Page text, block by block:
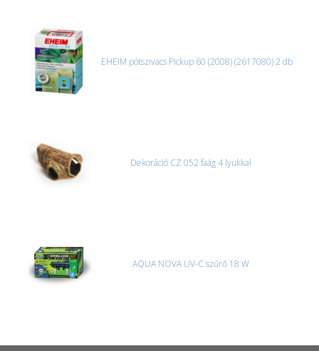
EHEIM pótszivacs Pickup 60 (2008) (2617080) 2 db
Dekoráció CZ 052 faág 4 lyukkal
AQUA NOVA UV-C szűrő 18 W